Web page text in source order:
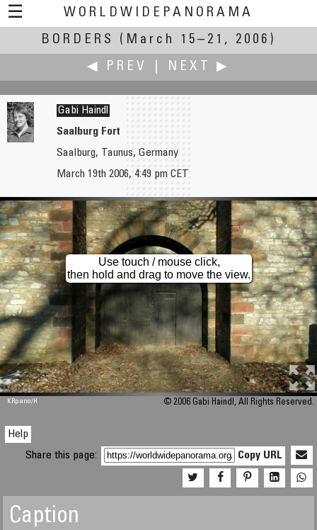
☰
WORLDWIDEPANORAMA
Borders:
BORDERS
(March 15–21, 2006)
◀ PREV
NEXT ▶
Hans Hagen
Gabi Haindl
Saalburg Fort
Saalburg, Taunus, Germany
March 19th 2006, 4:49 pm CET
M 448
Use touch / mouse click,
then hold and drag to move the view.
KRpano/H © 2006 Gabi Haindl, All Rights Reserved.
Help
Share this page:
Copy URL
Caption